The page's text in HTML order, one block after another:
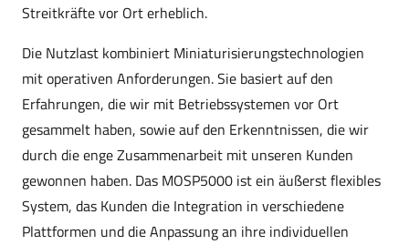
Streitkräfte vor Ort erheblich.
Die Nutzlast kombiniert Miniaturisierungstechnologien
mit operativen Anforderungen. Sie basiert auf den
Erfahrungen, die wir mit Betriebssystemen vor Ort
gesammelt haben, sowie auf den Erkenntnissen, die wir
durch die enge Zusammenarbeit mit unseren Kunden
gewonnen haben. Das MOSP5000 ist ein äußerst flexibles
System, das Kunden die Integration in verschiedene
Plattformen und die Anpassung an ihre individuellen